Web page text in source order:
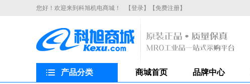
您好！欢迎来到科旭机电商城！ 【登录】 【免费注册】
产品分类 商城首页 品牌中心